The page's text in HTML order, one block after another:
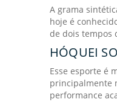
A grama
hoje é
de dois tempos
HÓQUEI
Esse esporte é
principalmente
performance